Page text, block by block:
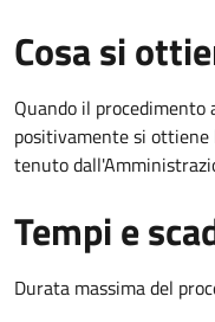
Cosa si
Quando il
positivamente si
tenuto
Tempi e
Durata massima del